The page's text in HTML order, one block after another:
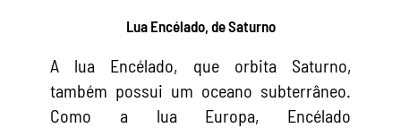
Lua Encélado, de Saturno
A lua Encélado, que orbita Saturno,
também possui um oceano subterrâneo.
Como a lua Europa, Encélado